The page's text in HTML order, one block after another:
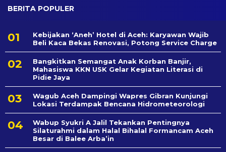
BERITA POPULER
Kebijakan ‘Aneh’ Hotel di Aceh: Karyawan Wajib
Beli Kaca Bekas Renovasi, Potong Service Charge
Bangkitkan Semangat Anak Korban Banjir,
Mahasiswa KKN USK Gelar Kegiatan Literasi di
Pidie Jaya
Wagub Aceh Dampingi Wapres Gibran Kunjungi
Lokasi Terdampak Bencana Hidrometeorologi
Wabup Syukri A Jalil Tekankan Pentingnya
Silaturahmi dalam Halal Bihalal Formancam Aceh
Besar di Balee Arba’in